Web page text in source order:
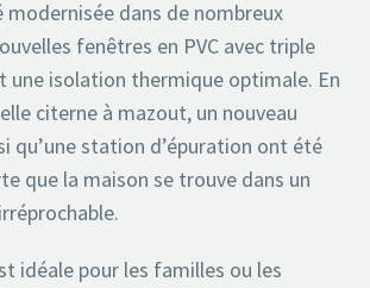
modernisée dans de nombreux
fenêtres en PVC avec triple
une isolation thermique optimale. En
citerne à mazout, un nouveau
qu’une station d’épuration ont été
que la maison se trouve dans un
idéale pour les familles ou les